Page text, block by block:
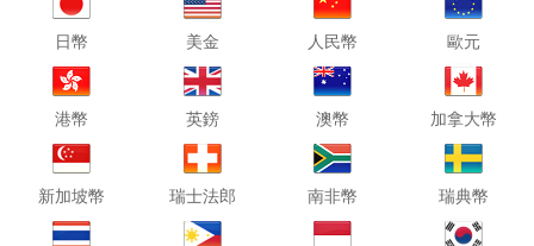
日幣 美金 人民幣 歐元
港幣 英鎊 澳幣 加拿大幣
新加坡幣 瑞士法郎 南非幣 瑞典幣